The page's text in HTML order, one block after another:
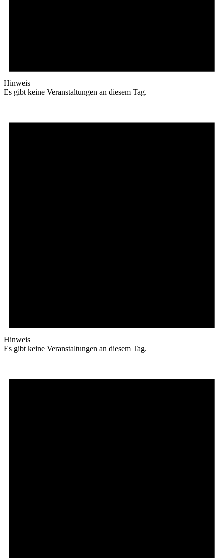
Hinweis
Es gibt keine Veranstaltungen an diesem Tag.
Hinweis
Es gibt keine Veranstaltungen an diesem Tag.